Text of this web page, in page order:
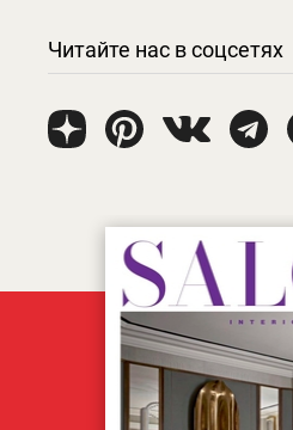
Читайте нас в соцсетях